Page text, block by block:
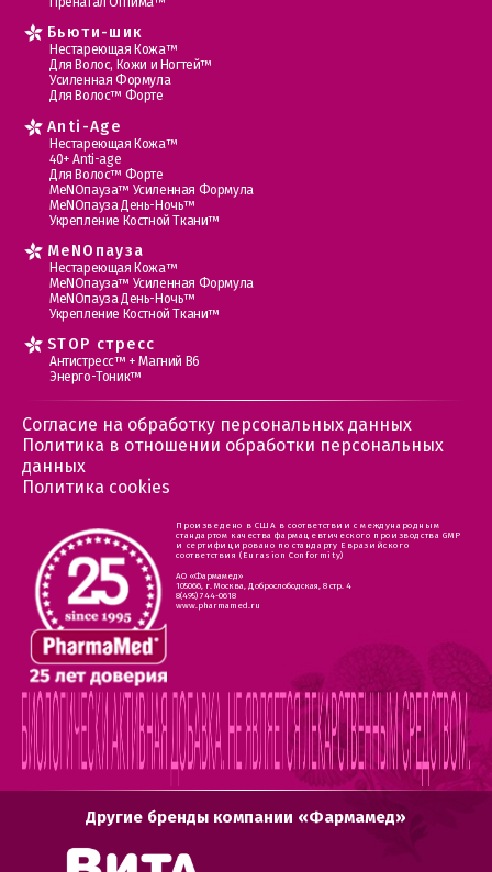
Бьюти-шик
Нестареющая Кожа™
Для Волос, Кожи и Ногтей™
Усиленная Формула
Для Волос™ Форте
Anti-Age
Нестареющая Кожа™
40+ Anti-age
Для Волос™ Форте
МеNOпауза™ Усиленная Формула
МеNOпауза День-Ночь™
Укрепление Костной Ткани™
MеNOпауза
Нестареющая Кожа™
МеNOпауза™ Усиленная Формула
МеNOпауза День-Ночь™
Укрепление Костной Ткани™
STOP стресс
Антистресс™ + Магний В6
Энерго-Тоник™
Согласие на обработку персональных данных
Политика в отношении обработки персональных
данных
Политика cookies
Произведено в США в соответствии с международным
стандартом качества фармацевтического производства GMP
и сертифицировано по стандарту Евразийского
соответствия (Eurasion Conformity)
АО «Фармамед»
105066, г. Москва, Доброслободская, 8 стр. 4
8(495) 744-0618
www.pharmamed.ru
Другие бренды компании «Фармамед»